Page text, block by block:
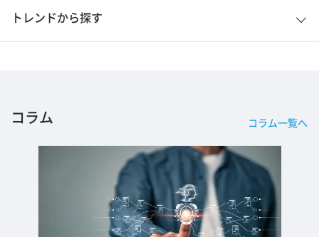
トレンドから探す
コラム コラム一覧へ